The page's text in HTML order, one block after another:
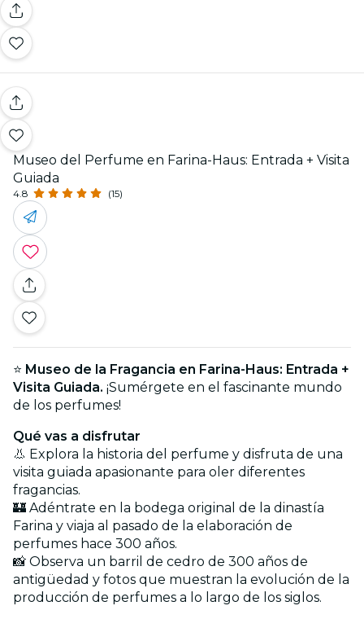
Museo del Perfume en Farina-Haus: Entrada + Visita
Guiada
4.8 (15)
⭐ Museo de la Fragancia en Farina-Haus: Entrada +
Visita Guiada. ¡Sumérgete en el fascinante mundo
de los perfumes!
Qué vas a disfrutar
👃 Explora la historia del perfume y disfruta de una
visita guiada apasionante para oler diferentes
fragancias.
🏰 Adéntrate en la bodega original de la dinastía
Farina y viaja al pasado de la elaboración de
perfumes hace 300 años.
📸 Observa un barril de cedro de 300 años de
antigüedad y fotos que muestran la evolución de la
producción de perfumes a lo largo de los siglos.